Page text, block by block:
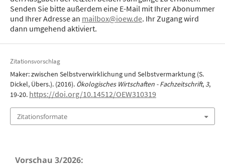
Senden Sie bitte außerdem eine E-Mail mit Ihrer Abonummer
und Ihrer Adresse an mailbox@ioew.de. Ihr Zugang wird
dann umgehend aktiviert.
Zitationsvorschlag
Maker: zwischen Selbstverwirklichung und Selbstvermarktung (S.
Dickel, Übers.). (2016). Ökologisches Wirtschaften - Fachzeitschrift, 3,
19-20. https://doi.org/10.14512/OEW310319
Zitationsformate
Vorschau 3/2026: